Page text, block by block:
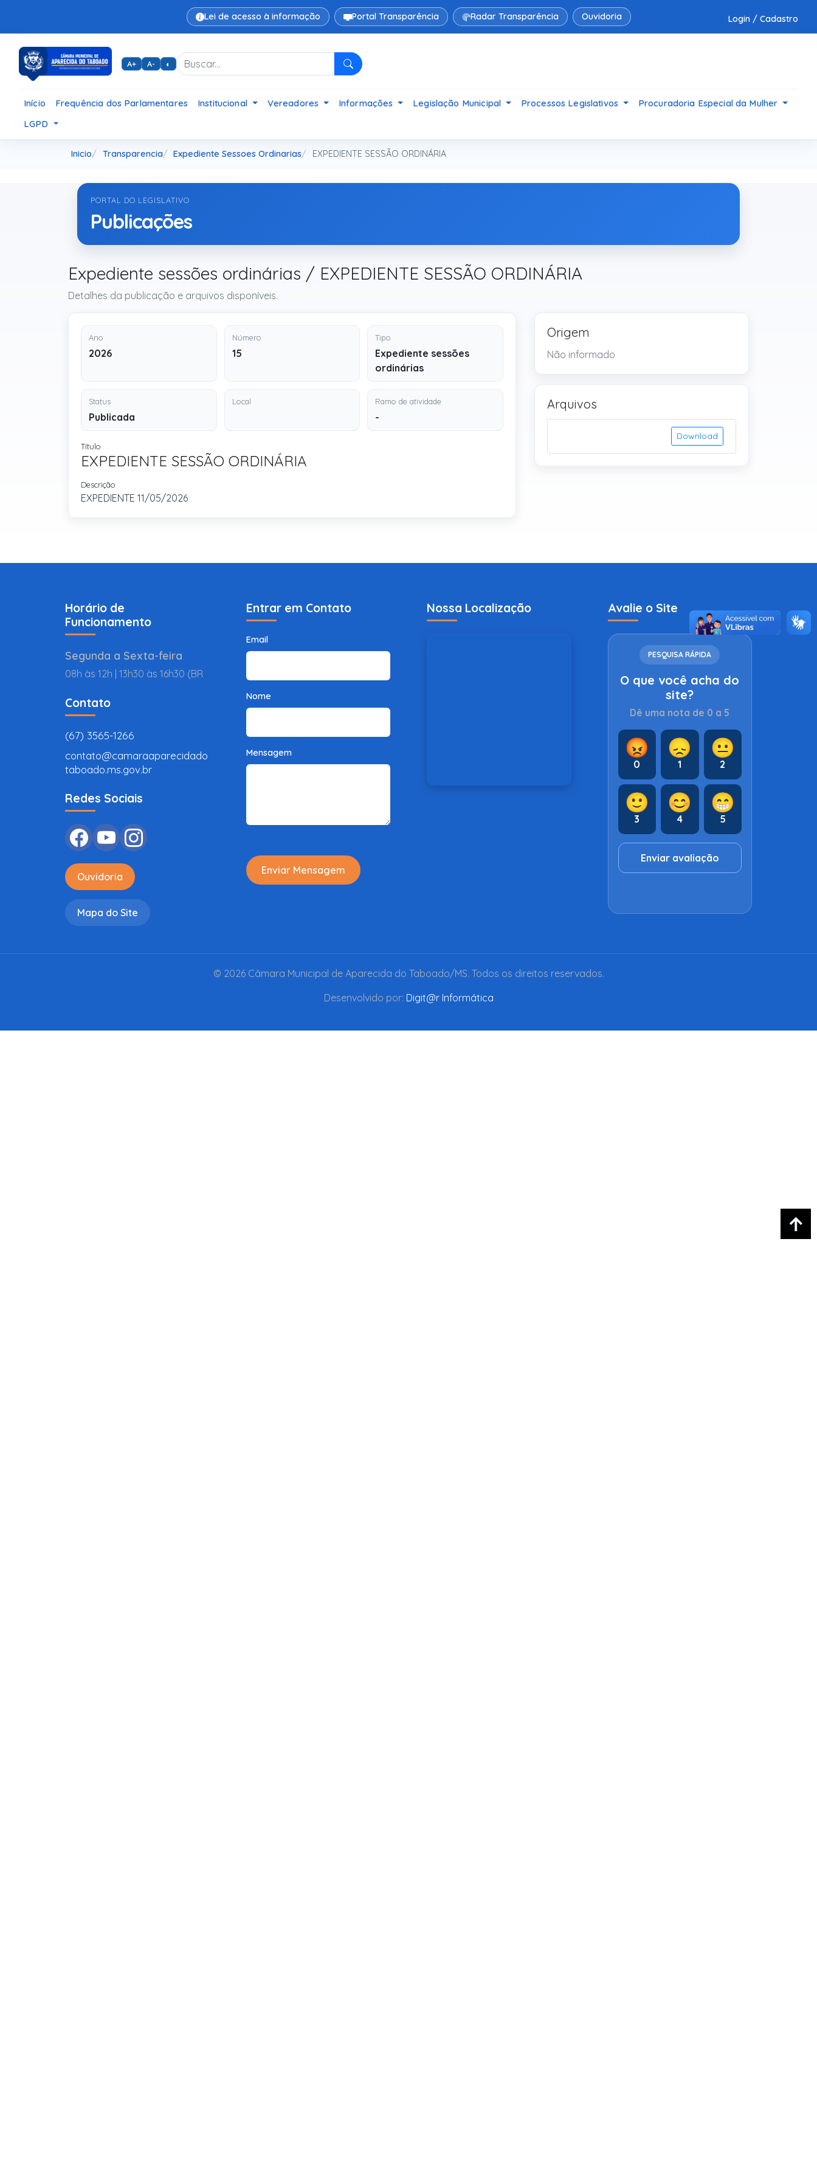
Lei de acesso à informação Portal Transparência Radar Transparência Ouvidoria Login / Cadastro
A+ A- ◐
Pesquisar
Início Frequência dos Parlamentares Institucional Vereadores Informações Legislação Municipal Processos Legislativos
Procuradoria Especial da Mulher
LGPD
Inicio Transparencia Expediente Sessoes Ordinarias EXPEDIENTE SESSÃO ORDINÁRIA
PORTAL DO LEGISLATIVO
Publicações
Expediente sessões ordinárias / EXPEDIENTE SESSÃO ORDINÁRIA
Detalhes da publicação e arquivos disponíveis.
Ano
2026
Número
15
Tipo
Expediente sessões
ordinárias
Status
Publicada
Local Ramo de atividade
-
Título
EXPEDIENTE SESSÃO ORDINÁRIA
Descrição
EXPEDIENTE 11/05/2026
Origem
Não informado
Arquivos
Download
Horário de
Funcionamento
Segunda a Sexta-feira
08h às 12h | 13h30 às 16h30 (BR
Contato
(67) 3565-1266
contato@camaraaparecidado
taboado.ms.gov.br
Redes Sociais
Ouvidoria
Mapa do Site
Entrar em Contato
Email
Nome
Mensagem
Enviar Mensagem
Nossa Localização Avalie o Site
PESQUISA RÁPIDA
O que você acha do
site?
Dê uma nota de 0 a 5
😡
0
😞
1
😐
2
🙂
3
😊
4
😁
5
Enviar avaliação
© 2026 Câmara Municipal de Aparecida do Taboado/MS. Todos os direitos reservados.
Desenvolvido por: Digit@r Informática